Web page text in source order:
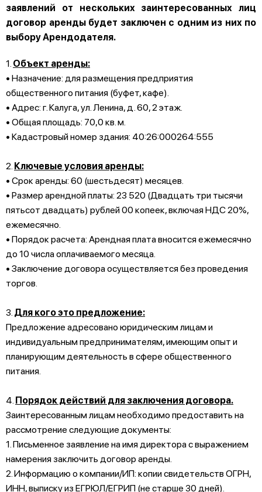
заявлений от нескольких заинтересованных лиц
договор аренды будет заключен с одним из них по
выбору Арендодателя.
1.Объект аренды:
• Назначение: для размещения предприятия
общественного питания (буфет, кафе).
• Адрес: г. Калуга, ул. Ленина, д. 60, 2 этаж.
• Общая площадь: 70,0 кв. м.
• Кадастровый номер здания: 40:26:000264:555
2.Ключевые условия аренды:
• Срок аренды: 60 (шестьдесят) месяцев.
• Размер арендной платы: 23 520 (Двадцать три тысячи
пятьсот двадцать) рублей 00 копеек, включая НДС 20%,
ежемесячно.
• Порядок расчета: Арендная плата вносится ежемесячно
до 10 числа оплачиваемого месяца.
• Заключение договора осуществляется без проведения
торгов.
3.Для кого это предложение:
Предложение адресовано юридическим лицам и
индивидуальным предпринимателям, имеющим опыт и
планирующим деятельность в сфере общественного
питания.
4.Порядок действий для заключения договора.
Заинтересованным лицам необходимо предоставить на
рассмотрение следующие документы:
1. Письменное заявление на имя директора с выражением
намерения заключить договор аренды.
2. Информацию о компании/ИП: копии свидетельств ОГРН,
ИНН, выписку из ЕГРЮЛ/ЕГРИП (не старше 30 дней).